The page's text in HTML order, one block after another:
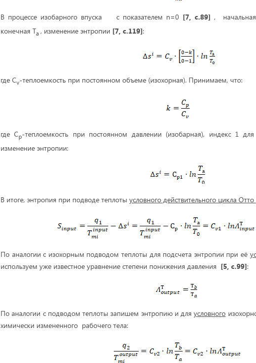
В процессе изобарного впуска с показателем n=0 [7, с.89] ,
конечная Тa , изменение энтропии [7, с.119]:
где Cv-теплоемкость при постоянном объеме (изохорная). Принимаем, что:
где Cр-теплоемкость при постоянном давлении (изобарная), индекс 1
изменение энтропии:
В итоге, энтропия при подводе теплоты условного действительного цикла Отто
По аналогии с изохорным подводом теплоты для подсчета энтропии при её
используем уже известное уравнение степени понижения давления [5, с.99]:
По аналогии с подводом теплоты запишем энтропию и дляусловного
химически измененного рабочего тела: